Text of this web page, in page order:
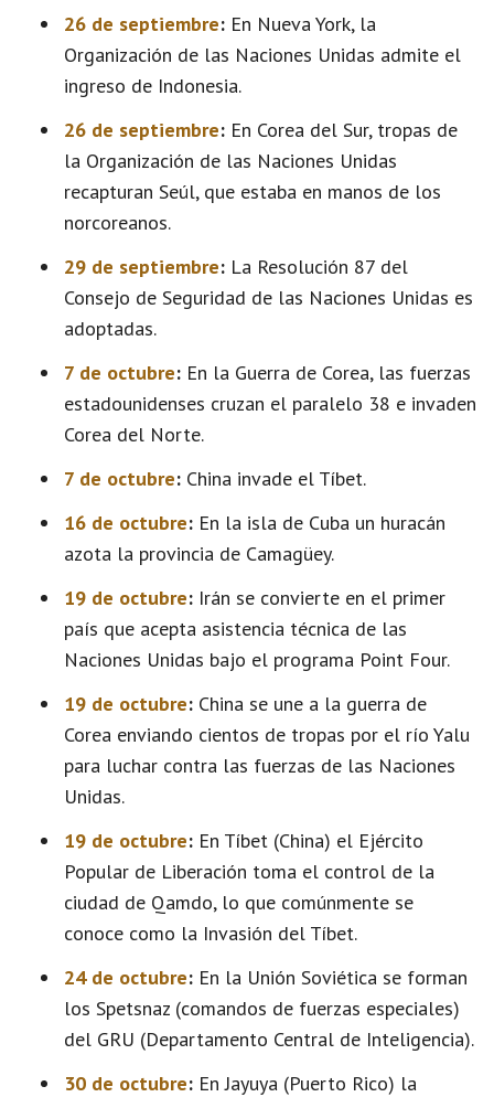
26 de septiembre: En Nueva York, la
Organización de las Naciones Unidas admite el
ingreso de Indonesia.
26 de septiembre: En Corea del Sur, tropas de
la Organización de las Naciones Unidas
recapturan Seúl, que estaba en manos de los
norcoreanos.
29 de septiembre: La Resolución 87 del
Consejo de Seguridad de las Naciones Unidas es
adoptadas.
7 de octubre: En la Guerra de Corea, las fuerzas
estadounidenses cruzan el paralelo 38 e invaden
Corea del Norte.
7 de octubre: China invade el Tíbet.
16 de octubre: En la isla de Cuba un huracán
azota la provincia de Camagüey.
19 de octubre: Irán se convierte en el primer
país que acepta asistencia técnica de las
Naciones Unidas bajo el programa Point Four.
19 de octubre: China se une a la guerra de
Corea enviando cientos de tropas por el río Yalu
para luchar contra las fuerzas de las Naciones
Unidas.
19 de octubre: En Tíbet (China) el Ejército
Popular de Liberación toma el control de la
ciudad de Qamdo, lo que comúnmente se
conoce como la Invasión del Tíbet.
24 de octubre: En la Unión Soviética se forman
los Spetsnaz (comandos de fuerzas especiales)
del GRU (Departamento Central de Inteligencia).
30 de octubre: En Jayuya (Puerto Rico) la